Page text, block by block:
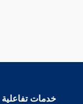
خدمات تفاعلية